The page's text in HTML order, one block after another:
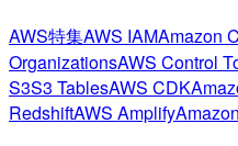
AWS特集AWS IAMAmazon
OrganizationsAWS Control
S3S3 TablesAWS CDK
RedshiftAWS Amplify